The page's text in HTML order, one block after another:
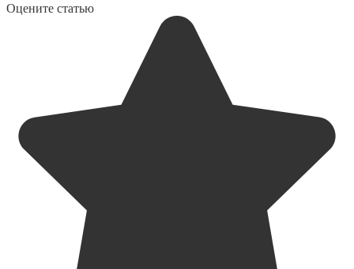
Оцените статью